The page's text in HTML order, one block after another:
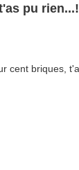
pu rien...!